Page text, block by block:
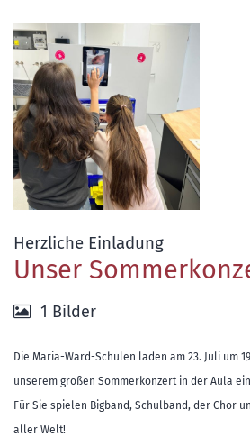
Herzliche Einladung:
Unser
1 Bilder
Die Maria-Ward-Schulen laden am 23. Juli um
unserem großen Sommerkonzert in der Aula
Für Sie spielen Bigband, Schulband, der Chor
aller Welt!